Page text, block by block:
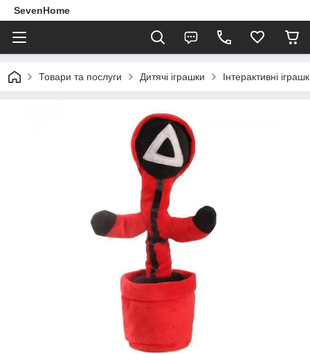
SevenHome
Товари та послуги Дитячі іграшки Інтерактивні